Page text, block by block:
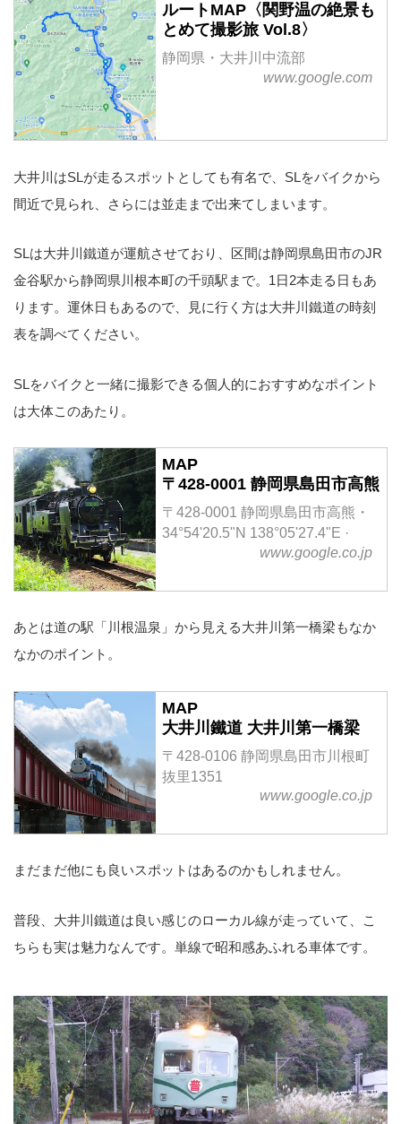
ルートMAP〈関野温の絶景も
とめて撮影旅 Vol.8〉
静岡県・大井川中流部
www.google.com
大井川はSLが走るスポットとしても有名で、SLをバイクから
間近で見られ、さらには並走まで出来てしまいます。
SLは大井川鐵道が運航させており、区間は静岡県島田市のJR
金谷駅から静岡県川根本町の千頭駅まで。1日2本走る日もあ
ります。運休日もあるので、見に行く方は大井川鐵道の時刻
表を調べてください。
SLをバイクと一緒に撮影できる個人的におすすめなポイント
は大体このあたり。
MAP
〒428-0001 静岡県島田市高熊
〒428-0001 静岡県島田市高熊・
34°54'20.5"N 138°05'27.4"E ·
www.google.co.jp
あとは道の駅「川根温泉」から見える大井川第一橋梁もなか
なかのポイント。
MAP
大井川鐵道 大井川第一橋梁
〒428-0106 静岡県島田市川根町
抜里1351
www.google.co.jp
まだまだ他にも良いスポットはあるのかもしれません。
普段、大井川鐵道は良い感じのローカル線が走っていて、こ
ちらも実は魅力なんです。単線で昭和感あふれる車体です。